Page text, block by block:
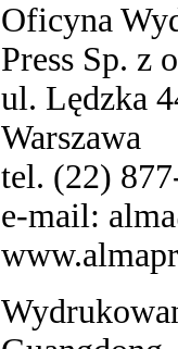
Oficyna
Press Sp. z
ul. Lędzka
Warszawa
tel. (22)
e-mail: